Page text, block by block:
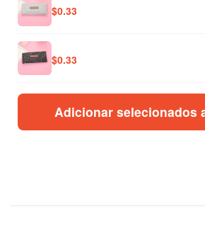
$0.33
$0.33
Adicionar selecionados